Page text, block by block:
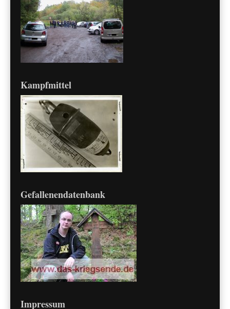
Kampfmittel
Gefallenendatenbank
Impressum